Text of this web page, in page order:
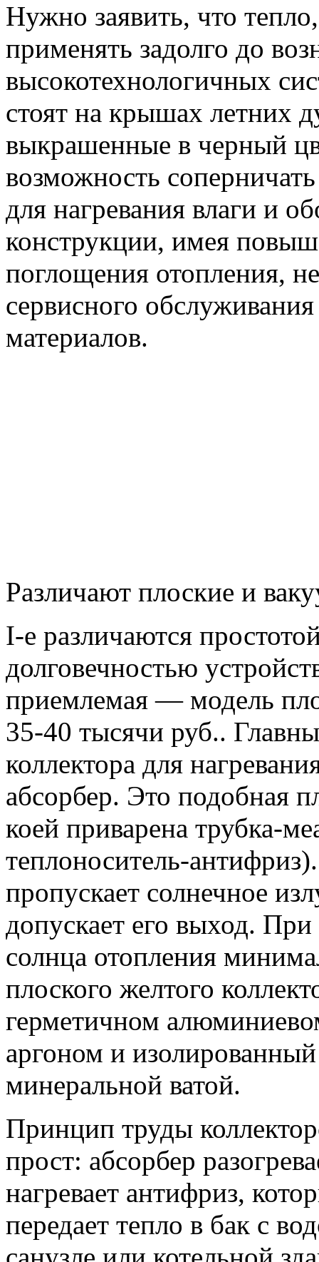
Нужно заявить, что
применять задолго до
высокотехнологичных
стоят на крышах летних
выкрашенные в черный
возможность
для нагревания влаги и
конструкции, имея
поглощения отопления,
сервисного
материалов.
Различают плоские и
I-е различаются
долговечностью
приемлемая — модель
35-40 тысячи руб..
коллектора для
абсорбер. Это подобная
коей приварена трубка-
теплоноситель-
пропускает солнечное
допускает его выход.
солнца отопления
плоского желтого
герметичном
аргоном и
минеральной ватой.
Принцип труды
прост: абсорбер
нагревает антифриз,
передает тепло в бак с